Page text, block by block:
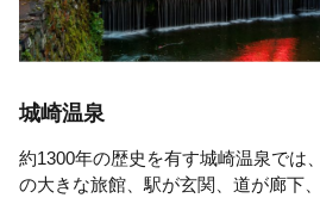
城崎温泉
約1300年の歴史を有す城崎温泉では
の大きな旅館、駅が玄関、道が廊下